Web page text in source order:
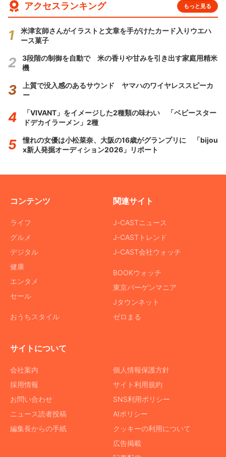
アクセスランキング もっと見る
米津玄師さんがイラストと文章を手がけたカード入りウエハ
ース菓子
3段階の制御を自動で 米の香りや甘みを引き出す家庭用精米
機
上質で没入感のあるサウンド ヤマハのワイヤレススピーカ
ー
「VIVANT」をイメージした2種類の味わい 「ベビースター
ドデカイラーメン」2種
憧れの女優は小松菜奈、大阪の16歳がグランプリに 「bijou
x新人発掘オーディション2026」リポート
コンテンツ
ライフ
グルメ
デジタル
健康
エンタメ
セール
おうちスタイル
関連サイト
J-CASTニュース
J-CASTトレンド
J-CAST会社ウォッチ
BOOKウォッチ
東京バーゲンマニア
Jタウンネット
ゼロまる
サイトについて
会社案内
採用情報
お問い合わせ
ニュース読者投稿
編集長からの手紙
個人情報保護方針
サイト利用規約
SNS利用ポリシー
AIポリシー
クッキーの利用について
広告掲載